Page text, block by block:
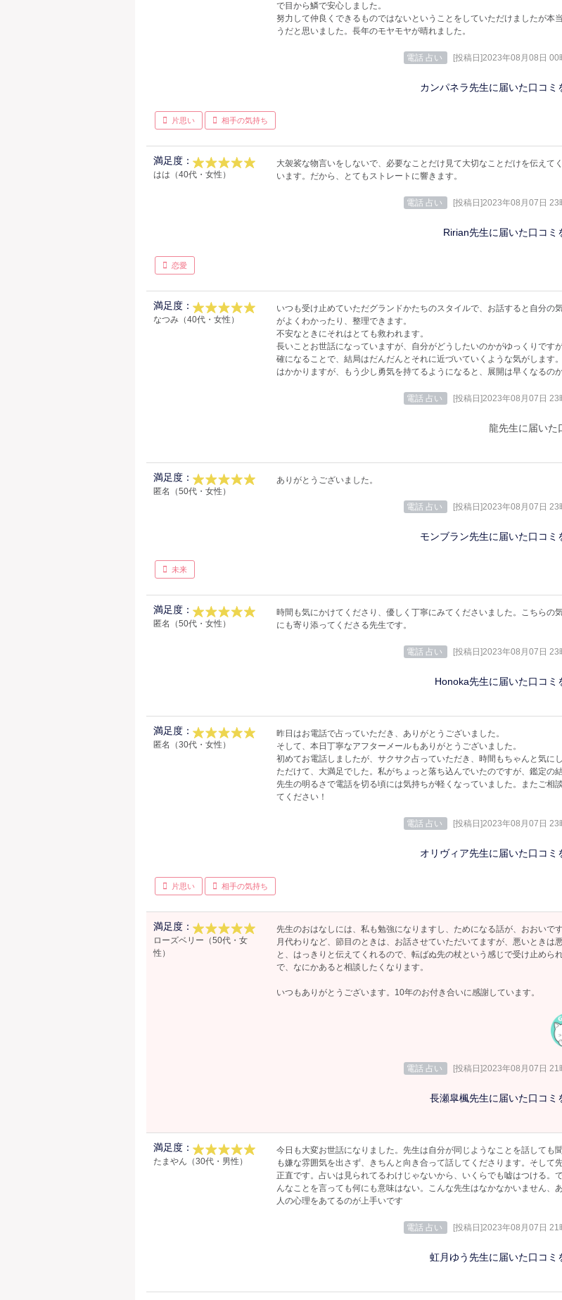
で目から鱗で安心しました。
努力して仲良くできるものではないということをしていただけましたが本
うだと思いました。長年のモヤモヤが晴れました。
電話 占い [投稿日]2023年08月08日 00
カンパネラ先生に届いた口コミ
片思い 相手の気持ち
満足度：
はは（40代・女性）
大袈裟な物言いをしないで、必要なことだけ見て大切なことだけを伝えて
います。だから、とてもストレートに響きます。
電話 占い [投稿日]2023年08月07日 23
Ririan先生に届いた口コミ
恋愛
満足度：
なつみ（40代・女性）
いつも受け止めていただグランドかたちのスタイルで、お話すると自分の
がよくわかったり、整理できます。
不安なときにそれはとても救われます。
長いことお世話になっていますが、自分がどうしたいのかがゆっくりです
確になることで、結局はだんだんとそれに近づいていくような気がします
はかかりますが、もう少し勇気を持てるようになると、展開は早くなるのか
電話 占い [投稿日]2023年08月07日 23
龍先生に届いた
満足度：
匿名（50代・女性）
ありがとうございました。
電話 占い [投稿日]2023年08月07日 23
モンブラン先生に届いた口コミ
未来
満足度：
匿名（50代・女性）
時間も気にかけてくださり、優しく丁寧にみてくださいました。こちらの
にも寄り添ってくださる先生です。
電話 占い [投稿日]2023年08月07日 23
Honoka先生に届いた口コミ
満足度：
匿名（30代・女性）
昨日はお電話で占っていただき、ありがとうございました。
そして、本日丁寧なアフターメールもありがとうございました。
初めてお電話しましたが、サクサク占っていただき、時間もちゃんと気に
ただけて、大満足でした。私がちょっと落ち込んでいたのですが、鑑定の
先生の明るさで電話を切る頃には気持ちが軽くなっていました。またご相
てください！
電話 占い [投稿日]2023年08月07日 23
オリヴィア先生に届いた口コミ
片思い 相手の気持ち
満足度：
ローズベリー（50代・女
性）
先生のおはなしには、私も勉強になりますし、ためになる話が、おおいです
月代わりなど、節目のときは、お話させていただいてますが、悪いときは
と、はっきりと伝えてくれるので、転ばぬ先の杖という感じで受け止めら
で、なにかあると相談したくなります。
いつもありがとうございます。10年のお付き合いに感謝しています。
電話 占い [投稿日]2023年08月07日 21
長瀬皐楓先生に届いた口コミ
満足度：
たまやん（30代・男性）
今日も大変お世話になりました。先生は自分が同じようなことを話しても
も嫌な雰囲気を出さず、きちんと向き合って話してくださります。そして
正直です。占いは見られてるわけじゃないから、いくらでも嘘はつける。
んなことを言っても何にも意味はない。こんな先生はなかなかいません、あ
人の心理をあてるのが上手いです
電話 占い [投稿日]2023年08月07日 21
虹月ゆう先生に届いた口コミ